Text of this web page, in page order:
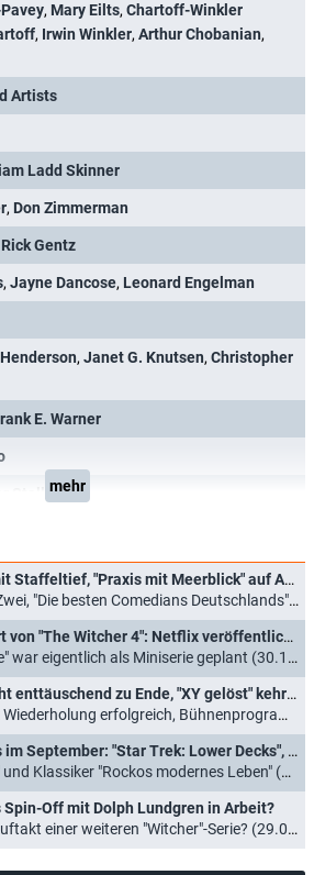
, Mary Eilts, Chartoff-Winkler
, Irwin Winkler, Arthur Chobanian,
Artists
Ladd Skinner
, Don Zimmerman
Rick Gentz
, Jayne Dancose, Leonard Engelman
, Janet G. Knutsen, Christopher
E. Warner
Stallone
mehr
Quoten: "Let's Dance" mit Staffeltief, "Praxis mit Meerblick" auf Augenhöhe mit ZDF-Krimis
Comedians Deutschlands" in Sat.1 erfolgreich (02.05.2026)
Überraschung zum Start von "The Witcher 4": Netflix veröffentlicht auch neues Spin-off mit Dolph Lundgren
eigentlich als Miniserie geplant (30.10.2025)
Quoten: Raab-Show geht enttäuschend zu Ende, "XY gelöst" kehrt stark zurück
Bühnenprogramm von Atze Schröder kaum gefragt (12.06.2025)
Paramount+-Highlights im September: "Star Trek: Lower Decks", "Short Treks" und "Drag Race Germany"
"Rockos modernes Leben" (16.08.2023)
Spin-Off mit Dolph Lundgren in Arbeit?
einer weiteren "Witcher"-Serie? (29.05.2023)